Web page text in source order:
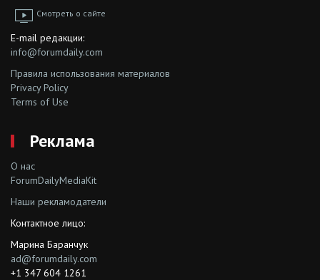
Смотреть о сайте
E-mail редакции:
info@forumdaily.com
Правила использования материалов
Privacy Policy
Terms of Use
Реклама
О нас
ForumDailyMediaKit
Наши рекламодатели
Контактное лицо:
Марина Баранчук
ad@forumdaily.com
+1 347 604 1261